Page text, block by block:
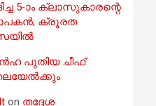
5-ാം ക്ലാസുകാരന്റെ
ക്രൂരത
പുതിയ ചീഫ്
on തദ്ദേശ